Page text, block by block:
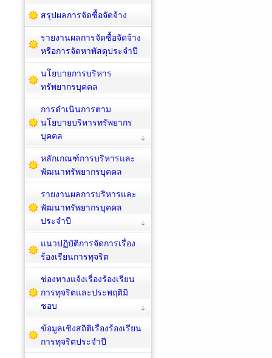
สรุปผลการจัดซื้อจัดจ้าง
รายงานผลการจัดซื้อจัดจ้าง
หรือการจัดหาพัสดุประจำปี
นโยบายการบริหาร
ทรัพยากรบุคคล
การดำเนินการตาม
นโยบายบริหารทรัพยากร
บุคคล
หลักเกณฑ์การบริหารและ
พัฒนาทรัพยากรบุคคล
รายงานผลการบริหารและ
พัฒนาทรัพยากรบุคคล
ประจำปี
แนวปฏิบัติการจัดการเรื่อง
ร้องเรียนการทุจริต
ช่องทางแจ้งเรื่องร้องเรียน
การทุจริตและประพฤติมิ
ชอบ
ข้อมูลเชิงสถิติเรื่องร้องเรียน
การทุจริตประจำปี